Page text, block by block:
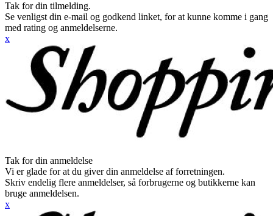
Tak for din tilmelding.
Se venligst din e-mail og godkend linket, for at kunne komme i gang
med rating og anmeldelserne.
x
Tak for din anmeldelse
Vi er glade for at du giver din anmeldelse af forretningen.
Skriv endelig flere anmeldelser, så forbrugerne og butikkerne kan
bruge anmeldelsen.
x